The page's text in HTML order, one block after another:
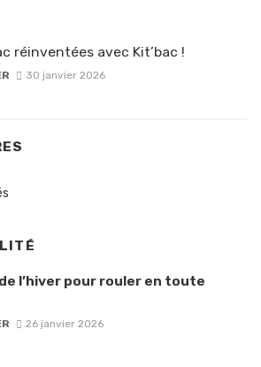
réinventées avec Kit’bac !
30 janvier 2026
l’hiver pour rouler en toute
26 janvier 2026